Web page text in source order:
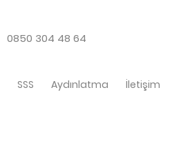
0850 304 48 64
SSS Aydınlatma İletişim